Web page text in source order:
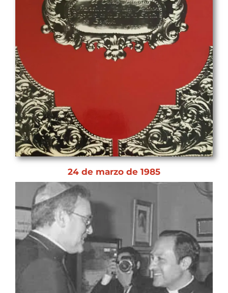
24 de marzo de 1985